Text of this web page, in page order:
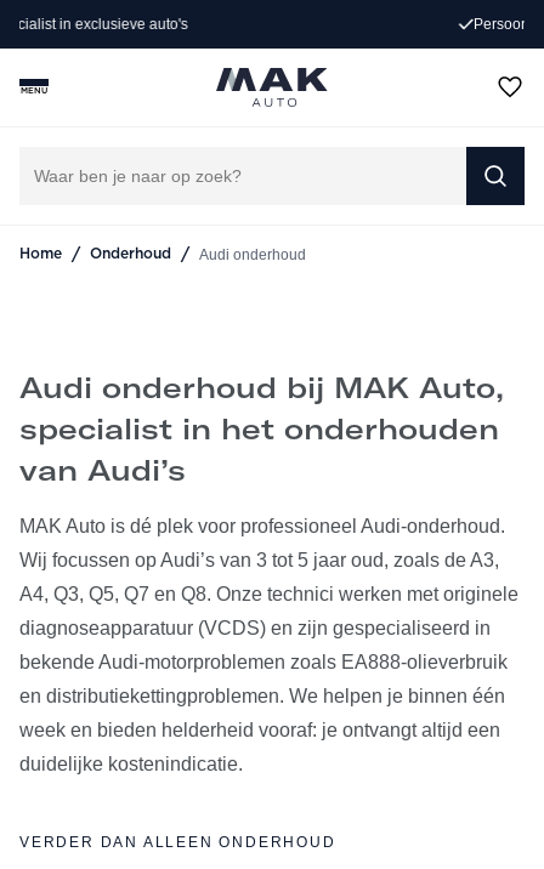
MENU
Home / Onderhoud / Audi onderhoud
Specialist in Audi-onderhoud. Transparant, vakkundig en
snel geholpen.
CONTACT VIA WHATSAPP
Audi onderhoud bij MAK Auto,
specialist in het onderhouden
van Audi’s
MAK Auto is dé plek voor professioneel Audi-onderhoud.
Wij focussen op Audi’s van 3 tot 5 jaar oud, zoals de A3,
A4, Q3, Q5, Q7 en Q8. Onze technici werken met originele
diagnoseapparatuur (VCDS) en zijn gespecialiseerd in
bekende Audi-motorproblemen zoals EA888-olieverbruik
en distributiekettingproblemen. We helpen je binnen één
week en bieden helderheid vooraf: je ontvangt altijd een
duidelijke kostenindicatie.
VERDER DAN ALLEEN ONDERHOUD